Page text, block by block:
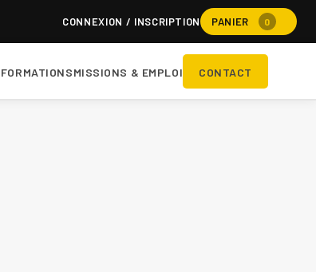
CONNEXION / INSCRIPTION PANIER 0
FORMATIONSMISSIONS & EMPLOI CONTACT